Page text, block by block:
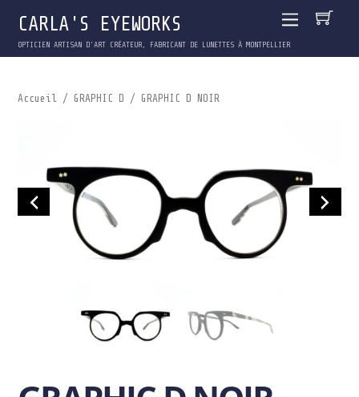
CARLA'S EYEWORKS
OPTICIEN ARTISAN D'ART CRÉATEUR, FABRICANT DE LUNETTES À MONTPELLIER
Accueil / GRAPHIC D / GRAPHIC D NOIR